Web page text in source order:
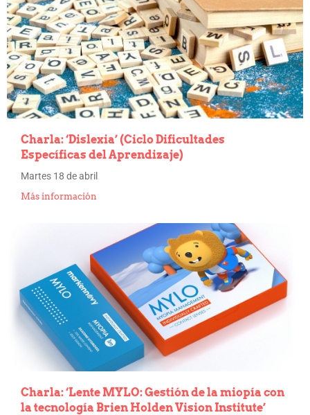
Charla: ‘Dislexia’ (Ciclo Dificultades
Específicas del Aprendizaje)
Martes 18 de abril
Más información
Charla: ‘Lente MYLO: Gestión de la miopía con
la tecnología Brien Holden Vision Institute’